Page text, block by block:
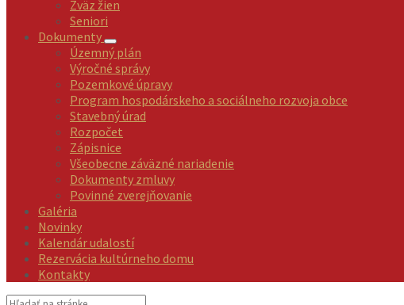
Zväz žien
Seniori
Dokumenty
Územný plán
Výročné správy
Pozemkové úpravy
Program hospodárskeho a sociálneho rozvoja obce
Stavebný úrad
Rozpočet
Zápisnice
Všeobecne záväzné nariadenie
Dokumenty zmluvy
Povinné zverejňovanie
Galéria
Novinky
Kalendár udalostí
Rezervácia kultúrneho domu
Kontakty
Vyhľadávanie: